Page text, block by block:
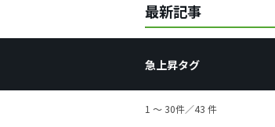
最新記事
急上昇タグ
1 ～ 30件／43 件